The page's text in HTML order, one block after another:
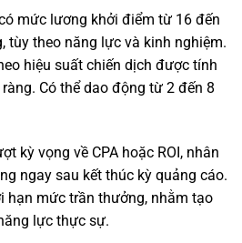
mức lương khởi điểm từ 16 đến
tùy theo năng lực và kinh nghiệm.
hiệu suất chiến dịch được tính
Có thể dao động từ 2 đến 8
kỳ vọng về CPA hoặc ROI, nhân
ngay sau kết thúc kỳ quảng cáo.
hạn mức trần thưởng, nhằm tạo
lực thực sự.